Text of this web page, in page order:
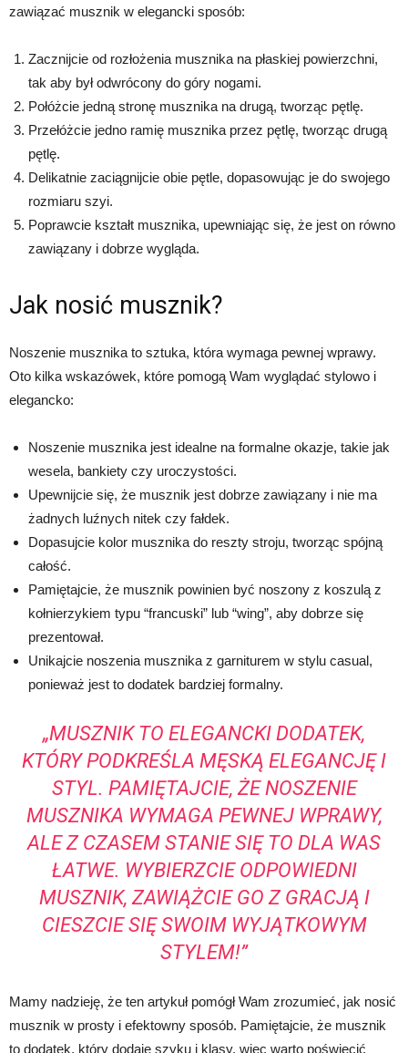
zawiązać musznik w elegancki sposób:
Zacznijcie od rozłożenia musznika na płaskiej powierzchni,
tak aby był odwrócony do góry nogami.
Połóżcie jedną stronę musznika na drugą, tworząc pętlę.
Przełóżcie jedno ramię musznika przez pętlę, tworząc drugą
pętlę.
Delikatnie zaciągnijcie obie pętle, dopasowując je do swojego
rozmiaru szyi.
Poprawcie kształt musznika, upewniając się, że jest on równo
zawiązany i dobrze wygląda.
Jak nosić musznik?
Noszenie musznika to sztuka, która wymaga pewnej wprawy.
Oto kilka wskazówek, które pomogą Wam wyglądać stylowo i
elegancko:
Noszenie musznika jest idealne na formalne okazje, takie jak
wesela, bankiety czy uroczystości.
Upewnijcie się, że musznik jest dobrze zawiązany i nie ma
żadnych luźnych nitek czy fałdek.
Dopasujcie kolor musznika do reszty stroju, tworząc spójną
całość.
Pamiętajcie, że musznik powinien być noszony z koszulą z
kołnierzykiem typu “francuski” lub “wing”, aby dobrze się
prezentował.
Unikajcie noszenia musznika z garniturem w stylu casual,
ponieważ jest to dodatek bardziej formalny.
„MUSZNIK TO ELEGANCKI DODATEK,
KTÓRY PODKREŚLA MĘSKĄ ELEGANCJĘ I
STYL. PAMIĘTAJCIE, ŻE NOSZENIE
MUSZNIKA WYMAGA PEWNEJ WPRAWY,
ALE Z CZASEM STANIE SIĘ TO DLA WAS
ŁATWE. WYBIERZCIE ODPOWIEDNI
MUSZNIK, ZAWIĄŻCIE GO Z GRACJĄ I
CIESZCIE SIĘ SWOIM WYJĄTKOWYM
STYLEM!”
Mamy nadzieję, że ten artykuł pomógł Wam zrozumieć, jak nosić
musznik w prosty i efektowny sposób. Pamiętajcie, że musznik
to dodatek, który dodaje szyku i klasy, więc warto poświęcić